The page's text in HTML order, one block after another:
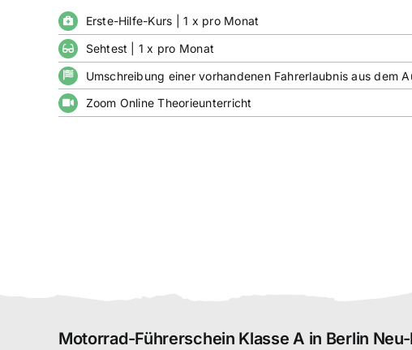
Erste-Hilfe-Kurs | 1 x pro Monat
Sehtest | 1 x pro Monat
Umschreibung einer vorhandenen Fahrerlaubnis aus dem
Zoom Online Theorieunterricht
Motorrad-Führerschein Klasse A in Berlin